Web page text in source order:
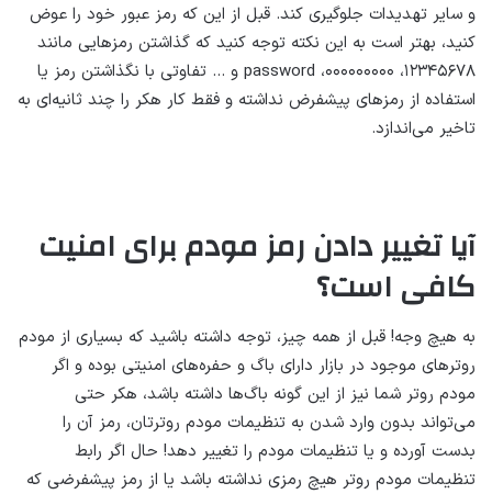
و سایر تهدیدات جلوگیری کند. قبل از این که رمز عبور خود را عوض
کنید، بهتر است به این نکته توجه کنید که گذاشتن رمزهایی مانند
۱۲۳۴۵۶۷۸، ۰۰۰۰۰۰۰۰۰، password و … تفاوتی با نگذاشتن رمز یا
استفاده از رمزهای پیشفرض نداشته و فقط کار هکر را چند ثانیه‌ای به
تاخیر می‌اندازد.
آیا تغییر دادن رمز مودم برای امنیت
کافی است؟
به هیچ وجه! قبل از همه چیز، توجه داشته باشید که بسیاری از مودم
روترهای موجود در بازار دارای باگ و حفره‌های امنیتی بوده و اگر
مودم روتر شما نیز از این گونه باگ‌ها داشته باشد، هکر حتی
می‌تواند بدون وارد شدن به تنظیمات مودم روترتان، رمز آن را
بدست آورده و یا تنظیمات مودم را تغییر دهد! حال اگر رابط
تنظیمات مودم روتر هیچ رمزی نداشته باشد یا از رمز پیشفرضی که